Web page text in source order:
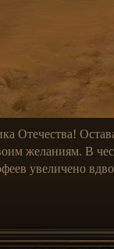
Отечества!
желаниям. В
увеличено